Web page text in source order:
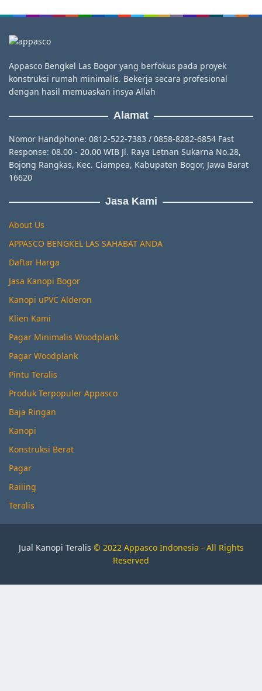
Appasco Bengkel Las Bogor yang berfokus pada proyek
konstruksi rumah minimalis. Bekerja secara profesional
dengan hasil memuaskan insya Allah
Alamat
Nomor Handphone: 0812-522-7383 / 0858-8282-6854 Fast
Response: 08.00 - 20.00 WIB Jl. Raya Letnan Sukarna No.28,
Bojong Rangkas, Kec. Ciampea, Kabupaten Bogor, Jawa Barat
16620
Jasa Kami
About Us
APPASCO BENGKEL LAS SAHABAT ANDA
Daftar Harga
Jasa Kanopi Bogor
Kanopi uPVC Alderon
Klien Kami
Pagar Minimalis Woodplank
Pagar Woodplank
Pintu Teralis
Produk Terpopuler Appasco
Baja Ringan
Kanopi
Konstruksi Berat
Pagar
Railing
Teralis
Jual Kanopi Teralis © 2022 Appasco Indonesia - All Rights
Reserved